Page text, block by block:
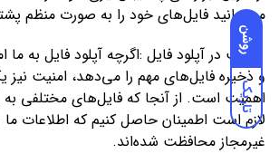
روشن
تاریک
می‌توانید فایل‌های خود را به صورت منظم
امنیت در آپلود فایل :اگرچه آپلود فایل به
و ذخیره فایل‌های مهم را می‌دهد، امنیت
اهمیت است. از آنجا که فایل‌های مختلفی به
لازم است اطمینان حاصل کنیم که اطلاعات
غیرمجاز محافظت شده‌اند.